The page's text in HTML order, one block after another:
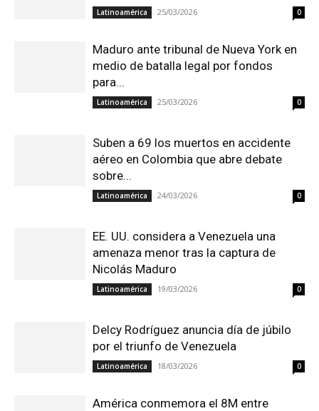
Latinoamérica 25/03/2026 0
Maduro ante tribunal de Nueva York en
medio de batalla legal por fondos
para...
Latinoamérica 25/03/2026 0
Suben a 69 los muertos en accidente
aéreo en Colombia que abre debate
sobre...
Latinoamérica 24/03/2026 0
EE. UU. considera a Venezuela una
amenaza menor tras la captura de
Nicolás Maduro
Latinoamérica 19/03/2026 0
Delcy Rodríguez anuncia día de júbilo
por el triunfo de Venezuela
Latinoamérica 18/03/2026 0
América conmemora el 8M entre